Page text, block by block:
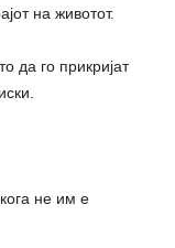
на животот.
да го прикријат
не им е